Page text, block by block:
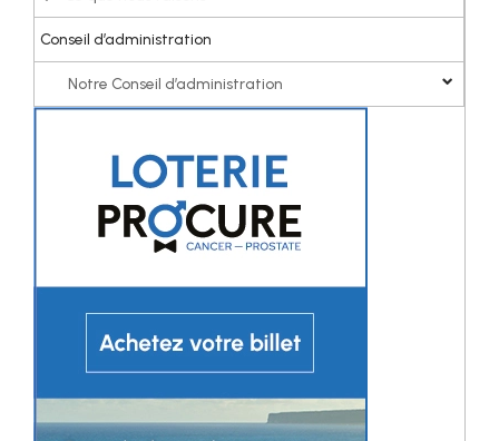
Conseil d’administration
Notre Conseil d’administration